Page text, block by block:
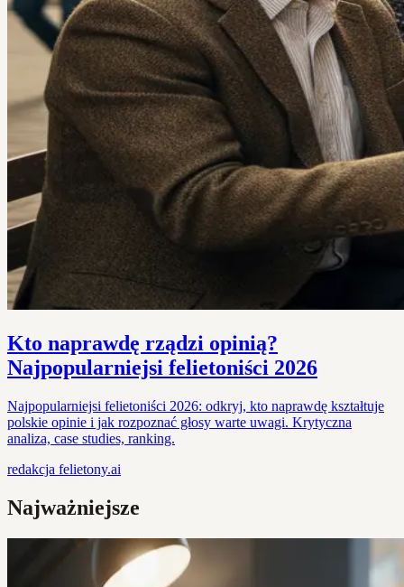
Kto naprawdę rządzi opinią?
Najpopularniejsi felietoniści 2026
Najpopularniejsi felietoniści 2026: odkryj, kto naprawdę kształtuje
polskie opinie i jak rozpoznać głosy warte uwagi. Krytyczna
analiza, case studies, ranking.
redakcja felietony.ai
Najważniejsze